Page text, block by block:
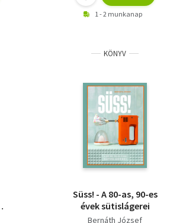
1 - 2 munkanap
KÖNYV
Süss! - A 80-as, 90-es
évek sütislágerei
Bernáth József